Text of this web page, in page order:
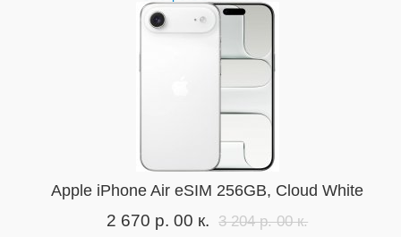
Apple iPhone Air eSIM 256GB, Cloud White
2 670 р. 00 к. 3 204 р. 00 к.